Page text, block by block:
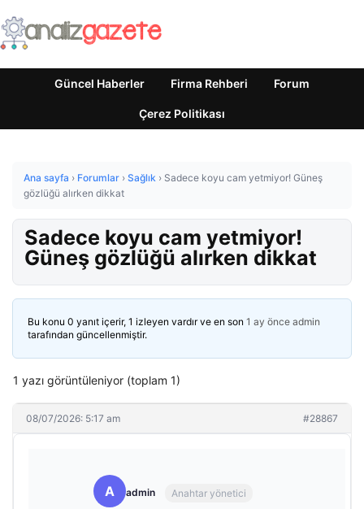
Güncel Haberler Firma Rehberi Forum
Çerez Politikası
Ana sayfa › Forumlar › Sağlık › Sadece koyu cam yetmiyor! Güneş
gözlüğü alırken dikkat
Sadece koyu cam yetmiyor!
Güneş gözlüğü alırken dikkat
Bu konu 0 yanıt içerir, 1 izleyen vardır ve en son 1 ay önce admin
tarafından güncellenmiştir.
1 yazı görüntüleniyor (toplam 1)
08/07/2026: 5:17 am #28867
A admin Anahtar yönetici